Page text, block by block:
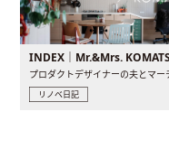
リノベ日記